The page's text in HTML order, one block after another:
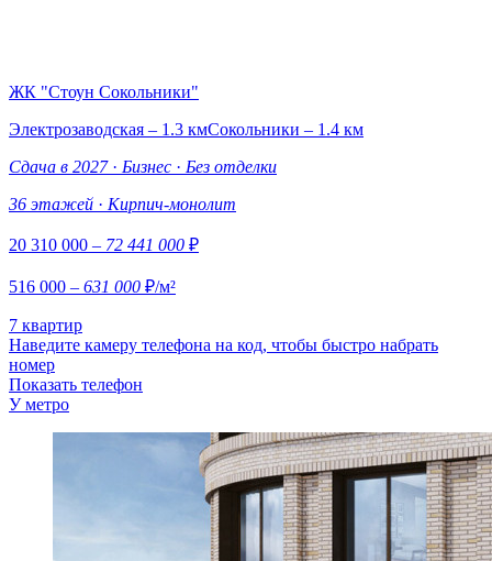
ЖК "Стоун Сокольники"
Электрозаводская – 1.3 кмСокольники – 1.4 км
Сдача в 2027 · Бизнес · Без отделки
36 этажей · Кирпич-монолит
20 310 000 – 72 441 000 ₽
516 000 – 631 000 ₽/м²
7 квартир
Наведите камеру телефона на код, чтобы быстро набрать
номер
Показать телефон
У метро